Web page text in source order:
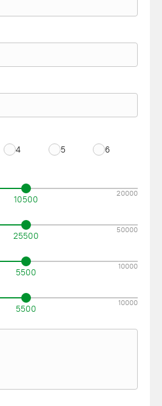
4 5 6
10500
20000
25500
50000
5500
10000
5500
10000